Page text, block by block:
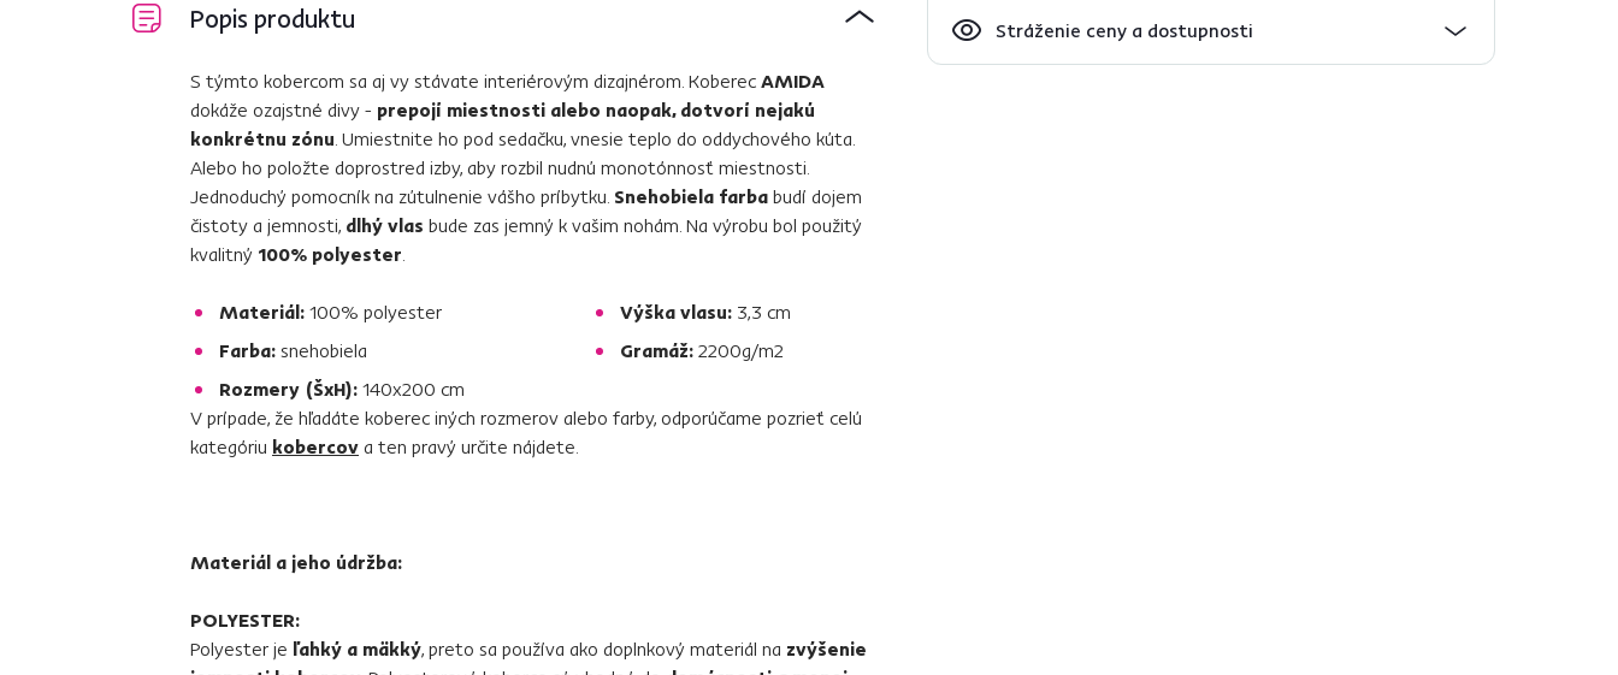
Stráženie ceny a dostupnosti
Popis produktu
S týmto kobercom sa aj vy stávate interiérovým dizajnérom. Koberec AMIDA
dokáže ozajstné divy - prepojí miestnosti alebo naopak, dotvorí nejakú
konkrétnu zónu . Umiestnite ho pod sedačku, vnesie teplo do oddychového kúta.
Alebo ho položte doprostred izby, aby rozbil nudnú monotónnosť miestnosti.
Jednoduchý pomocník na zútulnenie vášho príbytku. Snehobiela farba budí dojem
čistoty a jemnosti, dlhý vlas bude zas jemný k vašim nohám. Na výrobu bol použitý
kvalitný 100% polyester
Materiál: 100% polyester
Farba: snehobiela
Rozmery (ŠxH): 140x200 cm
Výška vlasu: 3,3 cm
Gramáž: 2200g/m2
V prípade, že hľadáte koberec iných rozmerov alebo farby, odporúčame pozrieť celú
kategóriu kobercov a ten pravý určite nájdete.
Materiál a jeho údržba:
POLYESTER:
Polyester je ľahký a mäkký, preto sa používa ako doplnkový materiál na zvýšenie